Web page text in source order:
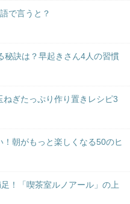
で言うと？
秘訣は？早起きさん4人の習慣
ぎたっぷり作り置きレシピ3
朝がもっと楽しくなる50のヒ
！「喫茶室ルノアール」の上